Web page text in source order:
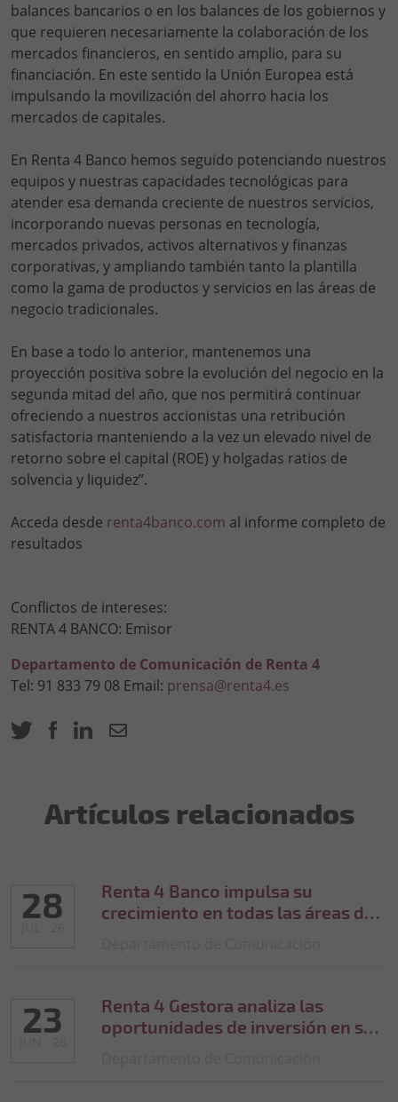
balances bancarios o en los balances de los gobiernos y
que requieren necesariamente la colaboración de los
mercados financieros, en sentido amplio, para su
financiación. En este sentido la Unión Europea está
impulsando la movilización del ahorro hacia los
mercados de capitales.
En Renta 4 Banco hemos seguido potenciando nuestros
equipos y nuestras capacidades tecnológicas para
atender esa demanda creciente de nuestros servicios,
incorporando nuevas personas en tecnología,
mercados privados, activos alternativos y finanzas
corporativas, y ampliando también tanto la plantilla
como la gama de productos y servicios en las áreas de
negocio tradicionales.
En base a todo lo anterior, mantenemos una
proyección positiva sobre la evolución del negocio en la
segunda mitad del año, que nos permitirá continuar
ofreciendo a nuestros accionistas una retribución
satisfactoria manteniendo a la vez un elevado nivel de
retorno sobre el capital (ROE) y holgadas ratios de
solvencia y liquidez”.
Acceda desde renta4banco.com al informe completo de
resultados
Conflictos de intereses:
RENTA 4 BANCO: Emisor
Departamento de Comunicación de Renta 4
Tel: 91 833 79 08 Email: prensa@renta4.es
Artículos relacionados
28
Renta 4 Banco impulsa su
crecimiento en todas las áreas de
23
Renta 4 Gestora analiza las
oportunidades de inversión en su